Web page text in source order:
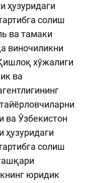
ҳузуридаги
солиш
ва тамаки
виночиликни
хўжалиги
ва
ва Ўзбекистон
ҳузуридаги
солиш
юридик